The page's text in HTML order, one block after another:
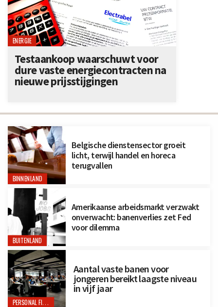
BINNENLAND
Belgische dienstensector groeit
licht, terwijl handel en horeca
terugvallen
BUITENLAND
Amerikaanse arbeidsmarkt verzwakt
onverwacht: banenverlies zet Fed
voor dilemma
PERSONAL FINANCE
Aantal vaste banen voor
jongeren bereikt laagste niveau
in vijf jaar
ENERGIE
Testaankoop waarschuwt voor
dure vaste energiecontracten na
nieuwe prijsstijgingen